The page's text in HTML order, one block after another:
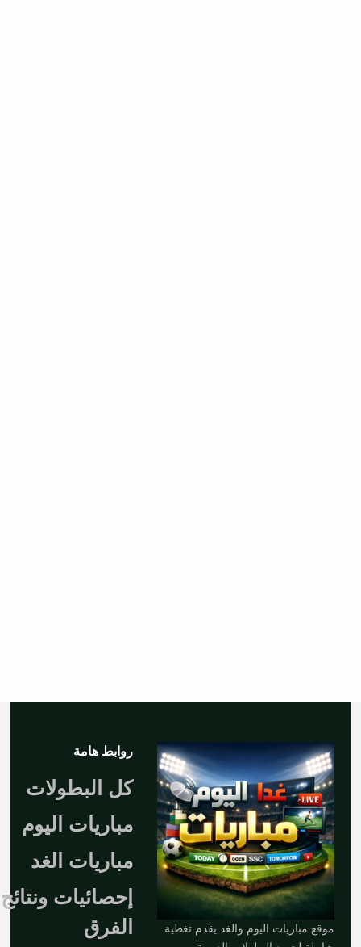
موقع مباريات اليوم والغد يقدم تغطية
روابط هامة
كل البطولات
مباريات اليوم
مباريات الغد
إحصائيات ونتائج
الفرق